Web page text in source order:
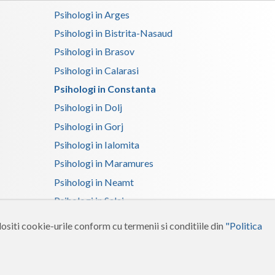
cookie-urile conform cu termenii si conditiile din "Politica
Terapie suportiva pentru persoane dependente
Terapie suportiva pentru persoanele care sufera...
Psihologi in Arges
Psihologi in Bistrita-Nasaud
Psihologi in Brasov
Psihologi in Calarasi
Psihologi in Constanta
Psihologi in Dolj
Psihologi in Gorj
Psihologi in Ialomita
Psihologi in Maramures
Psihologi in Neamt
Psihologi in Salaj